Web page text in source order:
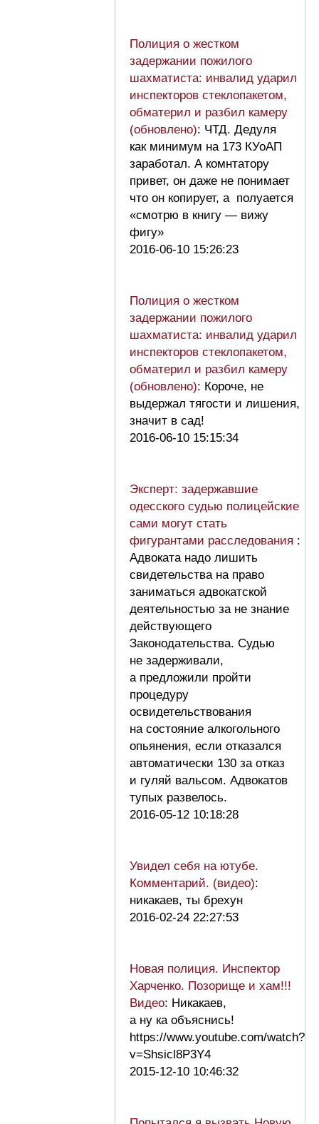
Полиция о жестком
задержании пожилого
шахматиста: инвалид ударил
инспекторов стеклопакетом,
обматерил и разбил камеру
(обновлено): ЧТД. Дедуля
как минимум на 173 КУоАП
заработал. А комнтатору
привет, он даже не понимает
что он копирует, а полуается
«смотрю в книгу — вижу
фигу»
2016-06-10 15:26:23
Полиция о жестком
задержании пожилого
шахматиста: инвалид ударил
инспекторов стеклопакетом,
обматерил и разбил камеру
(обновлено): Короче, не
выдержал тягости и лишения,
значит в сад!
2016-06-10 15:15:34
Эксперт: задержавшие
одесского судью полицейские
сами могут стать
фигурантами расследования :
Адвоката надо лишить
свидетельства на право
заниматься адвокатской
деятельностью за не знание
действующего
Законодательства. Судью
не задерживали,
а предложили пройти
процедуру
освидетельствования
на состояние алкогольного
опьянения, если отказался
автоматически 130 за отказ
и гуляй вальсом. Адвокатов
тупых развелось.
2016-05-12 10:18:28
Увидел себя на ютубе.
Комментарий. (видео):
никакаев, ты брехун
2016-02-24 22:27:53
Новая полиция. Инспектор
Харченко. Позорище и хам!!!
Видео: Никакаев,
а ну ка объяснись!
https://www.youtube.com/watch?
v=Shsicl8P3Y4
2015-12-10 10:46:32